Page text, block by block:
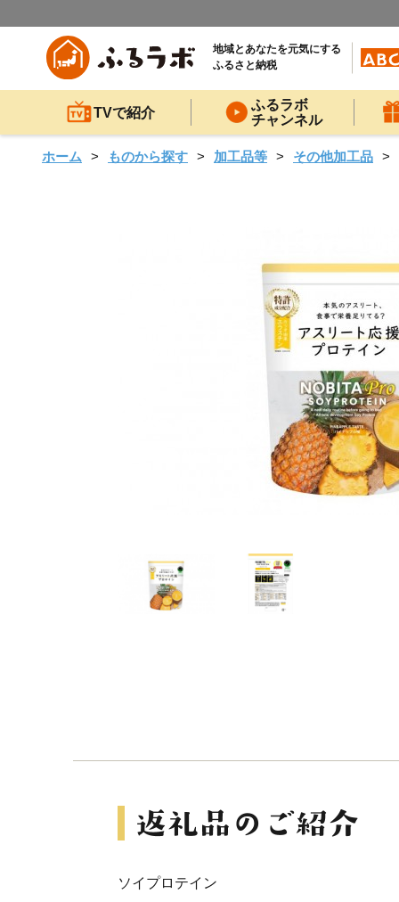
地域とあなたを元気にする
ふるさと納税
TVで紹介
ふるラボ
チャンネル
ホーム ものから探す 加工品等 その他加工品
ソイプロテイン